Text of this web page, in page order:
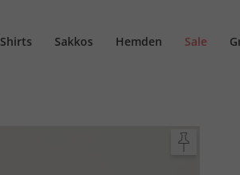
Shirts Sakkos Hemden Sale